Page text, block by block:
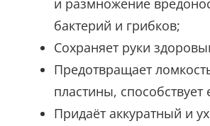
и размножение
бактерий и грибков;
Сохраняет руки
Предотвращает
пластины, способствует
Придаёт аккуратный и